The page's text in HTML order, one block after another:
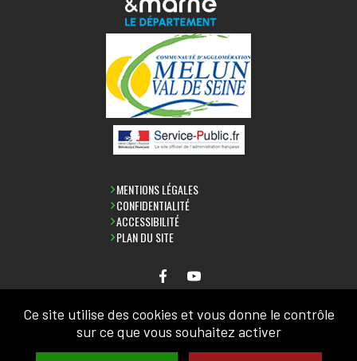
MENTIONS LÉGALES
CONFIDENTIALITÉ
ACCESSIBILITÉ
PLAN DU SITE
NEWSLETTER
SAISIR VOTRE ADRESSE MAIL:
Ce site utilise des cookies et vous donne le contrôle
sur ce que vous souhaitez activer